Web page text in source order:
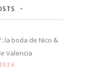
la boda de Nico &
Valencia